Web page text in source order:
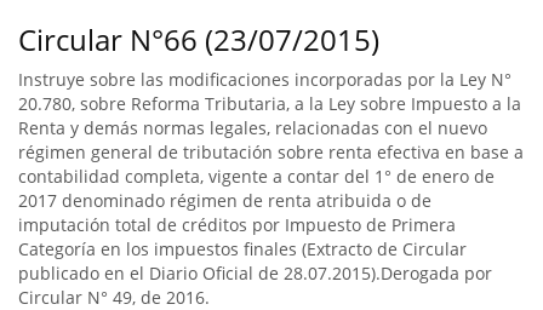
Circular N°66 (23/07/2015)
Instruye sobre las modificaciones incorporadas por la Ley N°
20.780, sobre Reforma Tributaria, a la Ley sobre Impuesto a la
Renta y demás normas legales, relacionadas con el nuevo
régimen general de tributación sobre renta efectiva en base a
contabilidad completa, vigente a contar del 1° de enero de
2017 denominado régimen de renta atribuida o de
imputación total de créditos por Impuesto de Primera
Categoría en los impuestos finales (Extracto de Circular
publicado en el Diario Oficial de 28.07.2015).Derogada por
Circular N° 49, de 2016.